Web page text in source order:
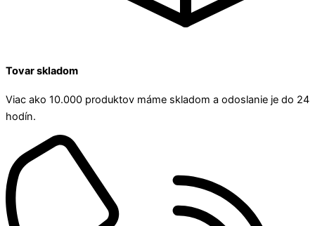
Tovar skladom
Viac ako 10.000 produktov máme skladom a odoslanie je do 24
hodín.